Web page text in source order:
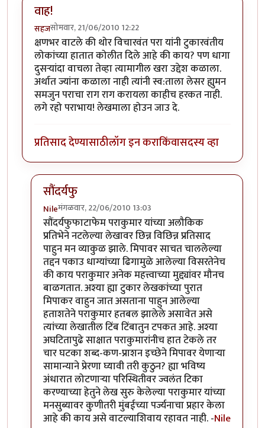
वाह!
सहजसोमवार, 21/06/2010 12:22
क्षणभर वाटले की थोर विचारवंत परा यांनी टुकारवंतीय
लोकांच्या हातात कोलीत दिले आहे की काय? पण धागा
दुसर्‍यांदा वाचला तेव्हा त्यामागील खरा उद्देश कळाला.
अर्थात ज्यांना कळाला नाही त्यांनी स्व:ताला लेसर ह्युमन
समजुन पराचा राग राग करायला काहीच हरकत नाही.
लगे रहो पराभाय! लेखमाला होउन जाउ दे.
प्रतिसाद देण्यासाठीलॉग इन कराकिंवासदस्य व्हा
सौंदर्यफु
Nileमंगळवार, 22/06/2010 13:03
In reply toवाह!byसहज
सौंदर्यफुफाटाफेम पराकुमार यांच्या अलौकिक
प्रतिभेने नटलेल्या लेखावर छिन्न विछिन्न प्रतिसाद
पाहुन मन व्याकुळ झाले. मिपावर साचत चाललेल्या
तद्दन पकाउ धाग्यांच्या ढिगामुळे आलेल्या विसरतेनेच
की काय पराकुमार अनेक महत्त्वाच्या मुद्द्यांवर मौनच
बाळगतात. अश्या ह्या टुकार लेखकांच्या पुरात
मिपाकर वाहुन जात असताना पाहुन आलेल्या
हताशतेने पराकुमार हतबल झालेले असावेत असे
त्यांच्या लेखातील टिंब टिंबातुन टपकत आहे. अश्या
अघटितापुढे साक्षात पराकुमारांनीच हात टेकले तर
चार घटका शब्द-कण-प्राशन इच्छेने मिपावर येणार्‍या
सामान्याने प्रेरणा घ्यावी तरी कुठुन? ह्या भविष्य
अंधारात लोटणार्‍या परिस्थितीवर ज्वलंत टिका
करण्याच्या हेतुने लेख सुरु केलेल्या पराकुमार यांच्या
मनसुब्यावर कुणीतरी मुंबईच्या पर्ज्यनाचा प्रहार केला
आहे की काय असे वाटल्याशिवाय रहावत नाही. -Nile